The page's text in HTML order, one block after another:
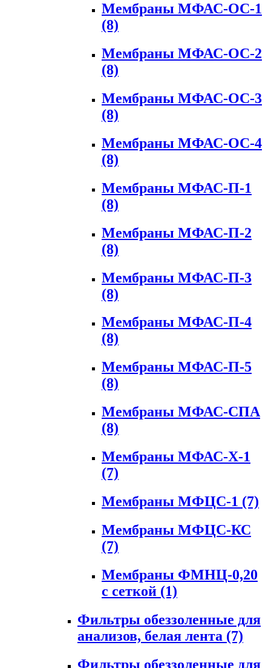
Мембраны МФАС-ОС-1
(8)
Мембраны МФАС-ОС-2
(8)
Мембраны МФАС-ОС-3
(8)
Мембраны МФАС-ОС-4
(8)
Мембраны МФАС-П-1
(8)
Мембраны МФАС-П-2
(8)
Мембраны МФАС-П-3
(8)
Мембраны МФАС-П-4
(8)
Мембраны МФАС-П-5
(8)
Мембраны МФАС-СПА
(8)
Мембраны МФАС-Х-1
(7)
Мембраны МФЦС-1 (7)
Мембраны МФЦС-КС
(7)
Мембраны ФМНЦ-0,20
с сеткой (1)
Фильтры обеззоленные для
анализов, белая лента (7)
Фильтры обеззоленные для